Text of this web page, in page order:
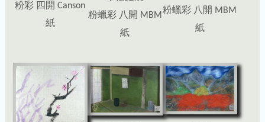
粉彩 四開 Canson
紙
粉蠟彩 八開 MBM
紙
粉蠟彩 八開 MBM
紙